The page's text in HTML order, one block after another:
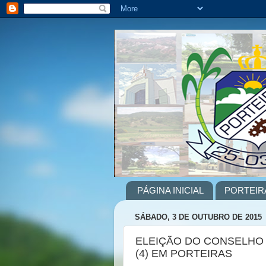
PÁGINA INICIAL
SÁBADO, 3 DE OUTUBRO DE 2015
ELEIÇÃO DO
(4) EM PORTEIRAS